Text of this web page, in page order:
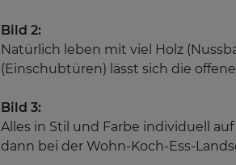
Bild 2:
Natürlich leben mit viel Holz
(Einschubtüren) lässt sich die
Bild 3:
Alles in Stil und Farbe individuell
dann bei der Wohn-Koch-Ess-